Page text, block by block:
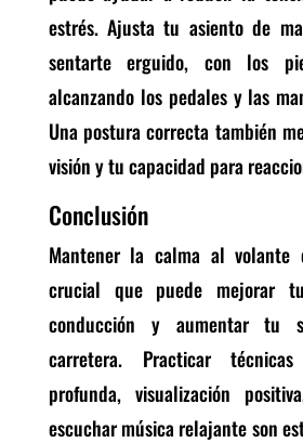
estrés. Ajusta tu asiento de
sentarte erguido, con los
alcanzando los pedales y las
Una postura correcta también
visión y tu capacidad para
Conclusión
Mantener la calma al volante
crucial que puede mejorar
conducción y aumentar tu
carretera. Practicar
profunda, visualización
escuchar música relajante son